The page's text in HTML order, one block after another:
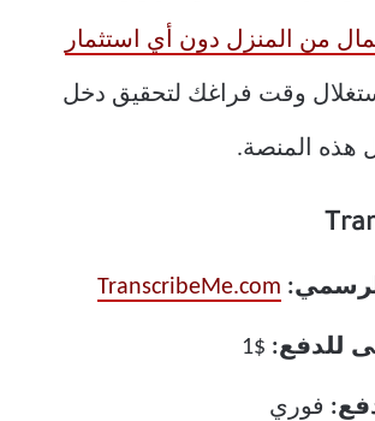
من المنزل دون أي استثمار
وقت فراغك لتحقيق دخل
هذه المنصة.
TranscribeMe.com
للدفع: $1
فوري